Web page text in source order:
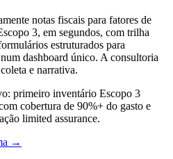
notas fiscais para fatores de
3, em segundos, com trilha
estruturados para
dashboard único. A consultoria
e narrativa.
primeiro inventário Escopo 3
cobertura de 90%+ do gasto e
limited assurance.
→